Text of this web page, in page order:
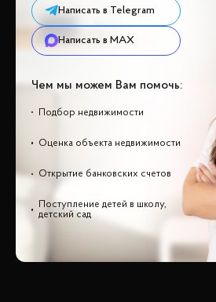
Написать в Telegram
Написать в MAX
Чем мы можем Вам помочь:
Подбор недвижимости
Оценка объекта недвижимости
Открытие банковских счетов
Поступление детей в школу,
детский сад